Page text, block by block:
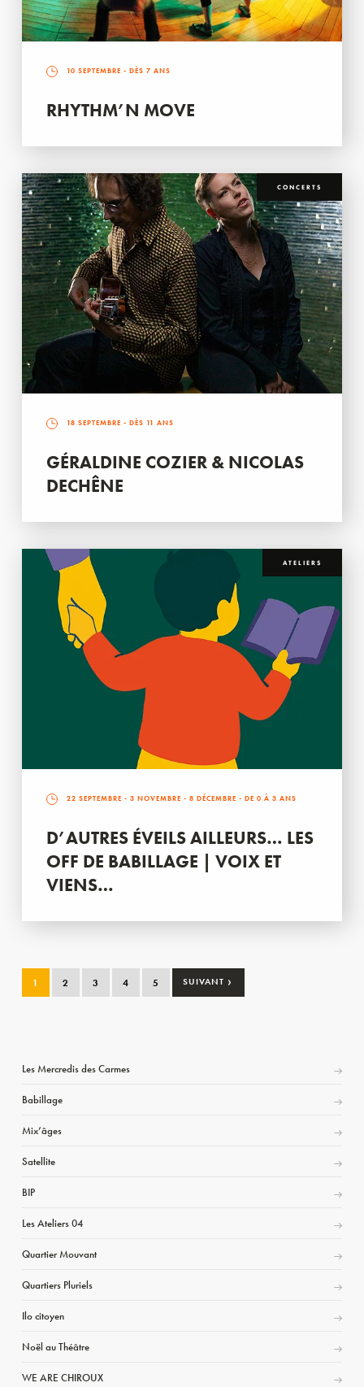
10 SEPTEMBRE - DÈS 7 ANS
RHYTHM’N MOVE
CONCERTS
18 SEPTEMBRE - DÈS 11 ANS
GÉRALDINE COZIER & NICOLAS
DECHÊNE
ATELIERS
22 SEPTEMBRE - 3 NOVEMBRE - 8 DÉCEMBRE - DE 0 À 3 ANS
D’AUTRES ÉVEILS AILLEURS… LES
OFF DE BABILLAGE | VOIX ET
VIENS…
1 2 3 4 5 SUIVANT ›
Les Mercredis des Carmes
Babillage
Mix’âges
Satellite
BIP
Les Ateliers 04
Quartier Mouvant
Quartiers Pluriels
Ilo citoyen
Noël au Théâtre
WE ARE CHIROUX